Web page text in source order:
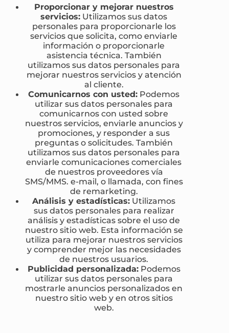
Proporcionar y mejorar nuestros
servicios: Utilizamos sus datos
personales para proporcionarle los
servicios que solicita, como enviarle
información o proporcionarle
asistencia técnica. También
utilizamos sus datos personales para
mejorar nuestros servicios y atención
al cliente.
Comunicarnos con usted: Podemos
utilizar sus datos personales para
comunicarnos con usted sobre
nuestros servicios, enviarle anuncios y
promociones, y responder a sus
preguntas o solicitudes. También
utilizamos sus datos personales para
enviarle comunicaciones comerciales
de nuestros proveedores vía
SMS/MMS. e-mail, o llamada, con fines
de remarketing.
Análisis y estadísticas: Utilizamos
sus datos personales para realizar
análisis y estadísticas sobre el uso de
nuestro sitio web. Esta información se
utiliza para mejorar nuestros servicios
y comprender mejor las necesidades
de nuestros usuarios.
Publicidad personalizada:Podemos
utilizar sus datos personales para
mostrarle anuncios personalizados en
nuestro sitio web y en otros sitios
web.